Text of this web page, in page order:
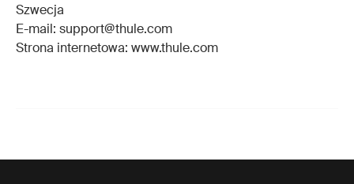
Szwecja
E-mail: support@thule.com
Strona internetowa: www.thule.com